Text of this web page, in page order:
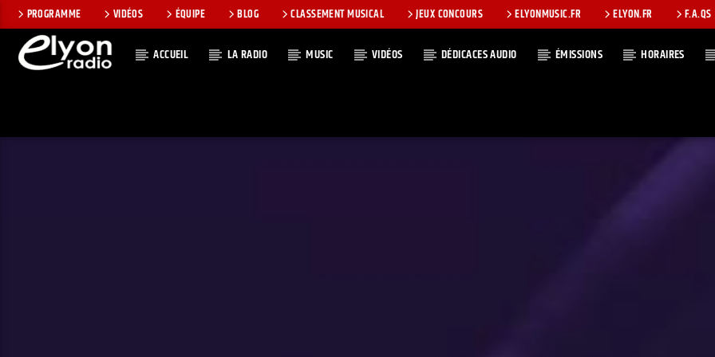
PROGRAMME VIDÉOS ÉQUIPE BLOG CLASSEMENT MUSICAL JEUX CONCOURS ELYONMUSIC.FR ELYON.FR F.A.QS
ACCUEIL LA RADIO MUSIC VIDÉOS DÉDICACES AUDIO ÉMISSIONS HORAIRES